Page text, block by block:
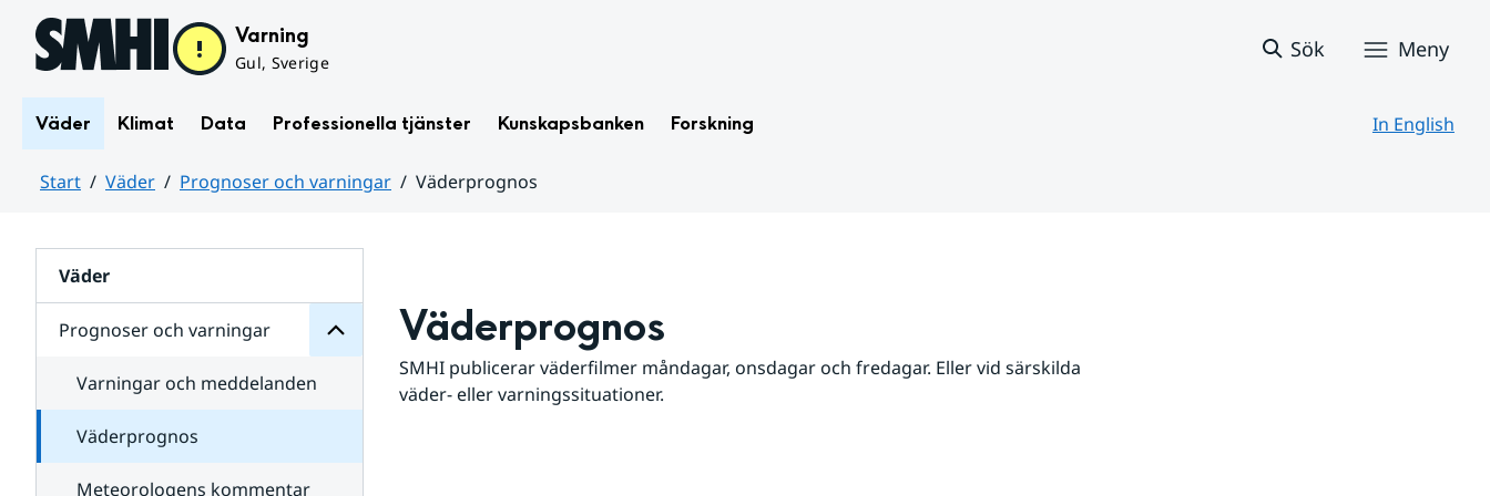
Hoppa till sidans innehåll Varning
Gul, Sverige
Sök Meny
Väder Klimat Data Professionella tjänster Kunskapsbanken Forskning In English
Start Väder Prognoser och varningar
Väderprognos
Väder
Prognoser och varningar
för
varningar
Varningar och meddelanden
Väderprognos
Meteorologens kommentar
Väderprognos
SMHI publicerar väderfilmer måndagar, onsdagar och fredagar. Eller vid särskilda
väder- eller varningssituationer.